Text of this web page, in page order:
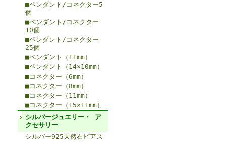
■ペンダント/コネクター5
個
■ペンダント/コネクター
10個
■ペンダント/コネクター
25個
■ペンダント（11mm）
■ペンダント（14×10mm）
■コネクター（6mm）
■コネクター（8mm）
■コネクター（11mm）
■コネクター（15×11mm）
シルバージュエリー・ ア
クセサリー
シルバー925天然石ピアス